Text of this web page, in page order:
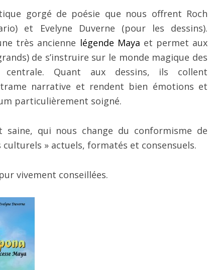
gorgé de poésie que nous offrent Roch
et Evelyne Duverne (pour les dessins).
très ancienne légende Maya et permet aux
de s’instruire sur le monde magique des
centrale. Quant aux dessins, ils collent
narrative et rendent bien émotions et
particulièrement soigné.
qui nous change du conformisme de
» actuels, formatés et consensuels.
vivement conseillées.